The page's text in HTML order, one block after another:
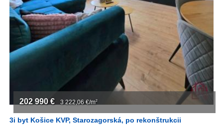
3i byt Košice KVP, Starozagorská, po rekonštrukcii
202 990 € 3 222,06 €/m2